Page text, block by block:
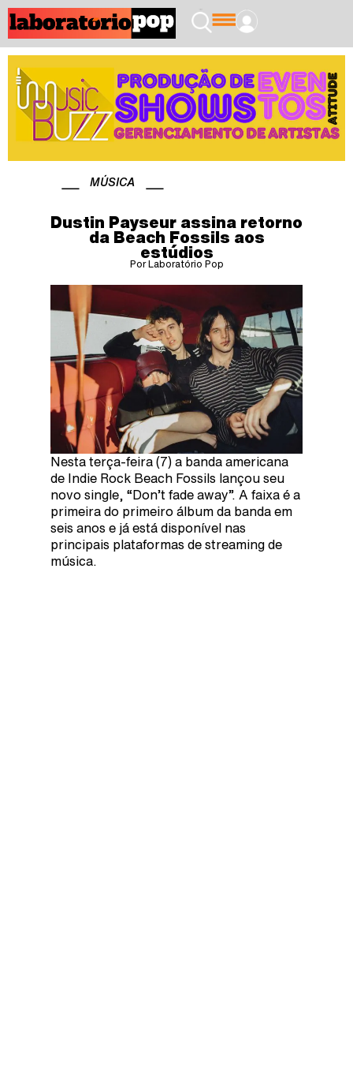
MÚSICA
Dustin Payseur assina retorno
da Beach Fossils aos
estúdios
Por Laboratório Pop
Nesta terça-feira (7) a banda americana
de Indie Rock Beach Fossils lançou seu
novo single, “Don’t fade away”. A faixa é a
primeira do primeiro álbum da banda em
seis anos e já está disponível nas
principais plataformas de streaming de
música.